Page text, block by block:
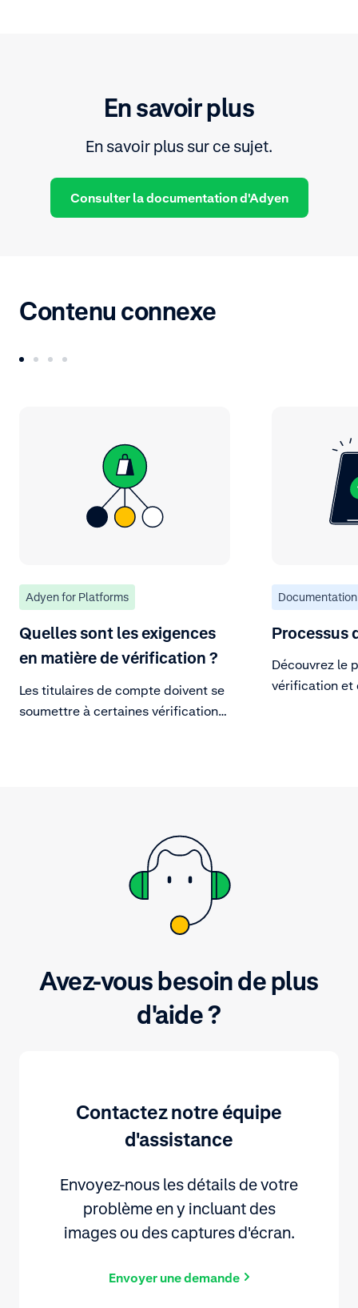
En savoir plus
En savoir plus sur ce sujet.
Consulter la documentation d'Adyen
Contenu connexe
Adyen for Platforms
Quelles sont les exigences
en matière de vérification ?
Les titulaires de compte doivent se
soumettre à certaines vérifications
Documentation
Processus
Découvrez le
vérification et
Avez-vous besoin de plus
d'aide ?
Contactez notre équipe
d'assistance
Envoyez-nous les détails de votre
problème en y incluant des
images ou des captures d'écran.
Envoyer une demande